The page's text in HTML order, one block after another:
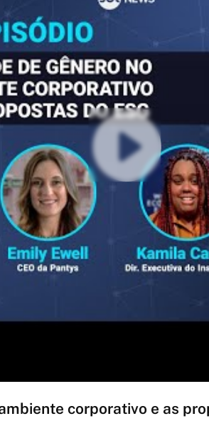
corporativo e as